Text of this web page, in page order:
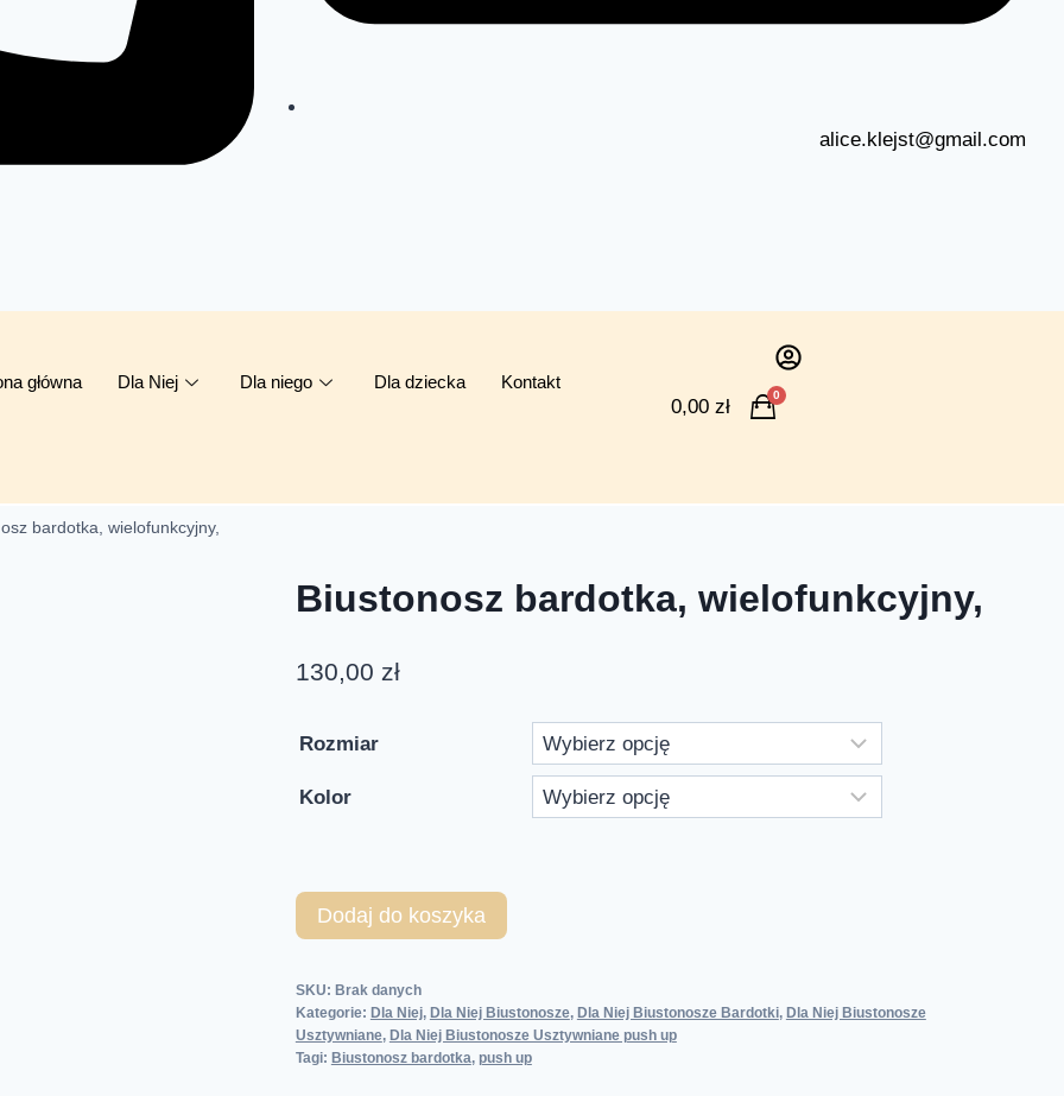
alice.klejst@gmail.com
główna Dla Niej Dla niego Dla dziecka Kontakt
0,00 zł
0
bardotka, wielofunkcyjny,
Biustonosz bardotka, wielofunkcyjny,
130,00 zł
Rozmiar
Kolor
Dodaj do koszyka
SKU: Brak danych
Kategorie: Dla Niej, Dla Niej Biustonosze, Dla Niej Biustonosze Bardotki, Dla Niej Biustonosze
Usztywniane, Dla Niej Biustonosze Usztywniane push up
Tagi: Biustonosz bardotka, push up